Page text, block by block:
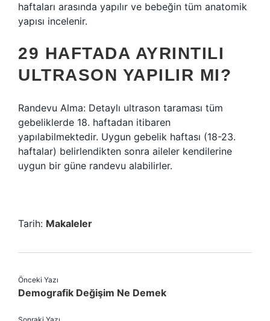
haftaları arasında yapılır ve bebeğin tüm anatomik
yapısı incelenir.
29 HAFTADA AYRINTILI
ULTRASON YAPILIR MI?
Randevu Alma: Detaylı ultrason taraması tüm
gebeliklerde 18. haftadan itibaren
yapılabilmektedir. Uygun gebelik haftası (18-23.
haftalar) belirlendikten sonra aileler kendilerine
uygun bir güne randevu alabilirler.
Tarih: Makaleler
Önceki Yazı
Demografik Değişim Ne Demek